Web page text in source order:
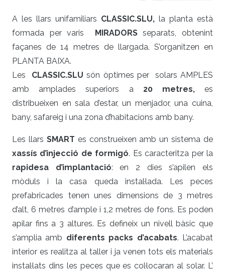
A les llars unifamiliars CLASSIC.SLU, la planta està
formada per varis MIRADORSseparats, obtenint
façanes de 14 metres de llargada. S’organitzen en
PLANTA BAIXA.
Les CLASSIC.SLU són òptimes per solars AMPLES
amb amplades superiors a 20 metres,es
distribueixen en sala d’estar, un menjador, una cuina,
bany, safareig i una zona d’habitacions amb bany.
Les llars SMART es construeixen amb un sistema de
xassís d’injecció de formigó. Es caracteritza per la
rapidesa d’implantació: en 2 dies s’apilen els
mòduls i la casa queda instal·lada. Les peces
prefabricades tenen unes dimensions de 3 metres
d’alt, 6 metres d’ample i 1,2 metres de fons. Es poden
apilar fins a 3 altures. Es defineix un nivell bàsic que
s’amplia amb diferents packs d’acabats. L’acabat
interior es realitza al taller i ja venen tots els materials
instal·lats dins les peces que es col·locaran al solar. L’